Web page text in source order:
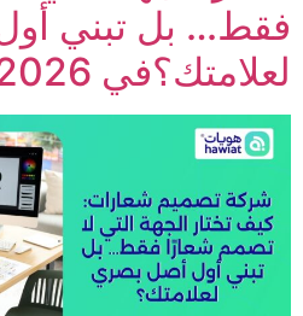
بل تبني أول
2026